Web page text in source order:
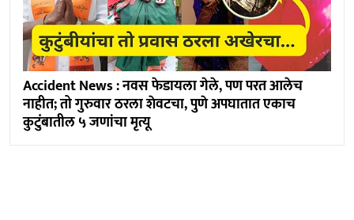
Accident News : नवस फेडायला गेले, पण परत आलेच
नाहीत; तो गुरुवार ठरला शेवटचा, पुणे अपघातात एकाच
कुटुंबातील ५ जणांचा मृत्यू